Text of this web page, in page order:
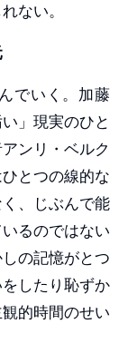
ない。
でいく。加藤
」現実のひと
ンリ・ベルク
とつの線的な
、じぶんで能
るのではない
の記憶がとつ
したり恥ずか
的時間のせい